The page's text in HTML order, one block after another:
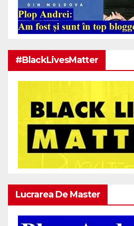
#BlackLivesMatter
Lucrarea De Master